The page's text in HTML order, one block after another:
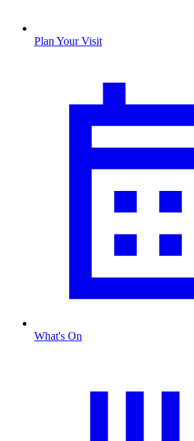
Plan Your Visit
What's On